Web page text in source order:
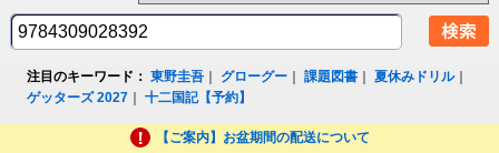
注目のキーワード： 東野圭吾 グローグー ｜課題図書 ｜夏休みドリル｜
ゲッターズ 2027 ｜十二国記【予約】
【ご案内】お盆期間の配送について